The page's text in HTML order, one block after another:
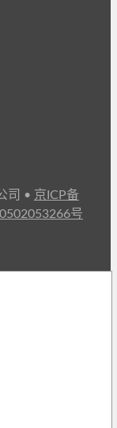
司 • 京ICP备
号